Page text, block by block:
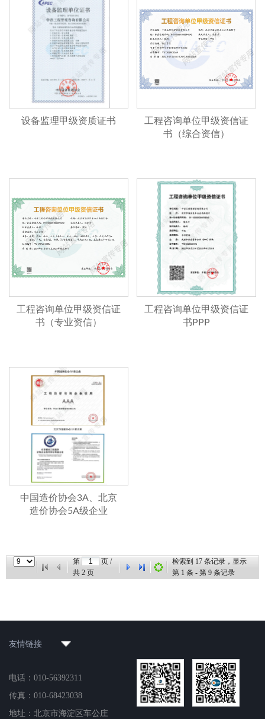
设备监理甲级资质证书
工程咨询单位甲级资信证
书（综合资信）
工程咨询单位甲级资信证
书（专业资信）
工程咨询单位甲级资信证
书PPP
中国造价协会3A、北京
造价协会5A级企业
第
页 /
共 2 页
检索到 17 条记录，显示
第 1 条 - 第 9 条记录
友情链接
电话：010-56392311
传真：010-68423038
地址：北京市海淀区车公庄